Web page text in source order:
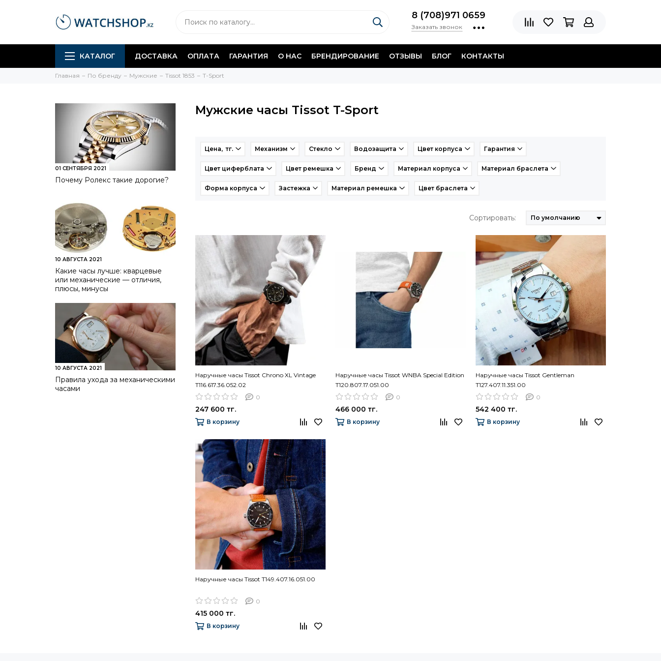
8 (708)971 0659
Заказать звонок
КАТАЛОГ ДОСТАВКА ОПЛАТА ГАРАНТИЯ О НАС БРЕНДИРОВАНИЕ ОТЗЫВЫ БЛОГ КОНТАКТЫ
Главная По бренду Мужские Tissot 1853 T-Sport
01 СЕНТЯБРЯ 2021
Почему Ролекс такие дорогие?
10 АВГУСТА 2021
Какие часы лучше: кварцевые
или механические — отличия,
плюсы, минусы
10 АВГУСТА 2021
Правила ухода за механическими
часами
Мужские часы Tissot T-Sport
Цена, тг. Механизм Стекло Водозащита Цвет корпуса Гарантия
Цвет циферблата Цвет ремешка Бренд Материал корпуса Материал браслета
Форма корпуса Застежка Материал ремешка Цвет браслета
Сортировать:
Наручные часы Tissot Chrono XL Vintage
T116.617.36.052.02
0
247 600 тг.
В корзину
Наручные часы Tissot WNBA Special Edition
T120.807.17.051.00
0
466 000 тг.
В корзину
Наручные часы Tissot Gentleman
T127.407.11.351.00
0
542 400 тг.
В корзину
Наручные часы Tissot T149.407.16.051.00
0
415 000 тг.
В корзину